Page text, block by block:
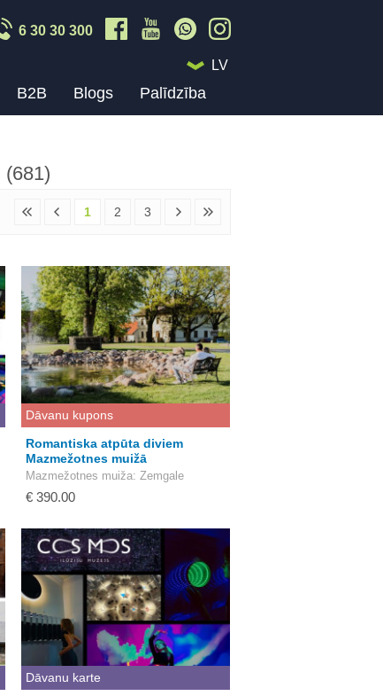
6 30 30 300
LV
B2B Blogs Palīdzība
(681)
1 2 3
Dāvanu kupons
Romantiska atpūta diviem
Mazmežotnes muižā
Mazmežotnes muiža: Zemgale
€ 390.00
Dāvanu karte